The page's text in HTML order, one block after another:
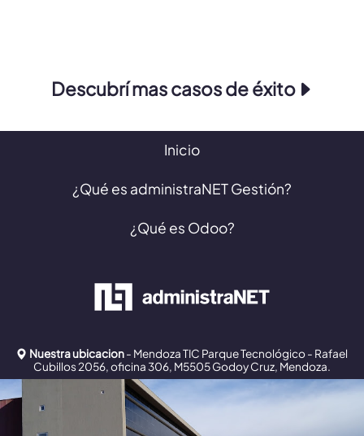
Descubrí mas casos de éxito
Inicio
¿Qué es administraNET Gestión?
¿Qué es Odoo?
Nuestra ubicacion- Mendoza TIC Parque Tecnológico - Rafael
Cubillos 2056, oficina 306, M5505 Godoy Cruz, Mendoza.